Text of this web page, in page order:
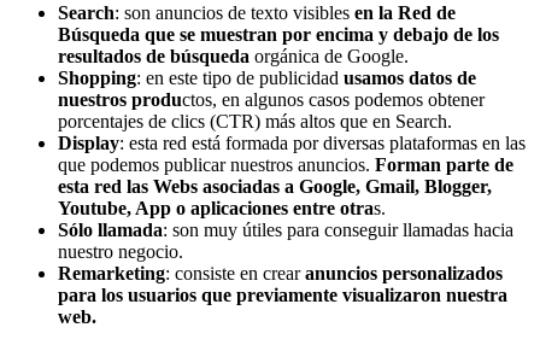
Search: son anuncios de texto visibles en la Red de
Búsqueda que se muestran por encima y debajo de los
resultados de búsqueda orgánica de Google.
Shopping: en este tipo de publicidad usamos datos de
nuestros productos, en algunos casos podemos obtener
porcentajes de clics (CTR) más altos que en Search.
Display: esta red está formada por diversas plataformas en las
que podemos publicar nuestros anuncios. Forman parte de
esta red las Webs asociadas a Google, Gmail, Blogger,
Youtube, App o aplicaciones entre otras.
Sólo llamada: son muy útiles para conseguir llamadas hacia
nuestro negocio.
Remarketing: consiste en crearanuncios personalizados
para los usuarios que previamente visualizaron nuestra
web.